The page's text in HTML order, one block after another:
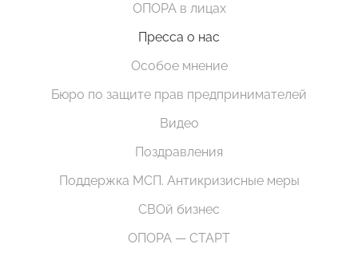
ОПОРА в лицах
Пресса о нас
Особое мнение
Бюро по защите прав предпринимателей
Видео
Поздравления
Поддержка МСП. Антикризисные меры
СВОй бизнес
ОПОРА — СТАРТ